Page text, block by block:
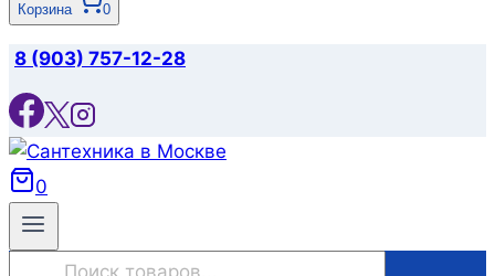
Корзина 0
8 (903) 757-12-28
0